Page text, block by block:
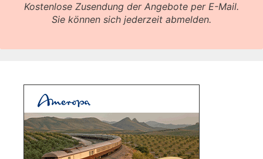
Kostenlose Zusendung der Angebote per E-Mail.
Sie können sich jederzeit abmelden.